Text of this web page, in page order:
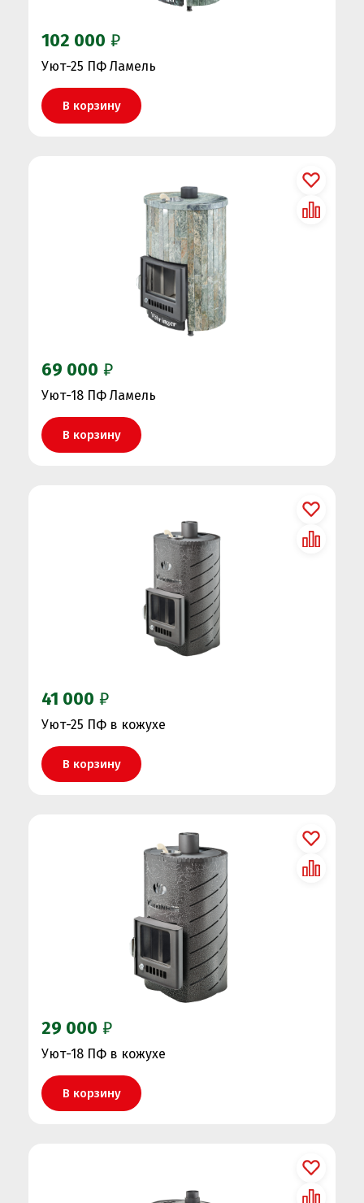
102 000 ₽
Уют-25 ПФ Ламель
В корзину
69 000 ₽
Уют-18 ПФ Ламель
В корзину
41 000 ₽
Уют-25 ПФ в кожухе
В корзину
29 000 ₽
Уют-18 ПФ в кожухе
В корзину